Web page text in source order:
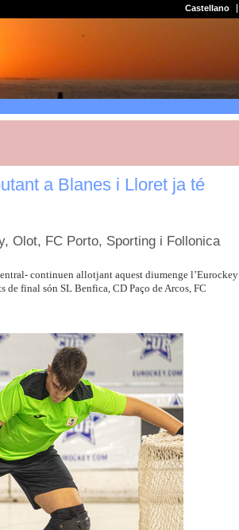
Castellano
a Blanes i Lloret ja té
Olot, FC Porto, Sporting i Follonica
continuen allotjant aquest diumenge l’Eurockey
final són SL Benfica, CD Paço de Arcos, FC